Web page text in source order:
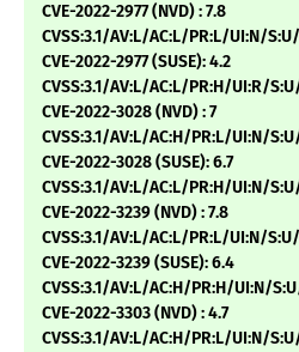
CVE-2022-2977 (NVD) : 7.8
CVSS:3.1/AV:L/AC:L/PR:L/UI:N/
CVE-2022-2977 (SUSE): 4.2
CVSS:3.1/AV:L/AC:L/PR:H/UI:R/
CVE-2022-3028 (NVD) : 7
CVSS:3.1/AV:L/AC:H/PR:L/UI:N/
CVE-2022-3028 (SUSE): 6.7
CVSS:3.1/AV:L/AC:L/PR:H/UI:N/
CVE-2022-3239 (NVD) : 7.8
CVSS:3.1/AV:L/AC:L/PR:L/UI:N/
CVE-2022-3239 (SUSE): 6.4
CVSS:3.1/AV:L/AC:H/PR:H/UI:N/
CVE-2022-3303 (NVD) : 4.7
CVSS:3.1/AV:L/AC:H/PR:L/UI:N/